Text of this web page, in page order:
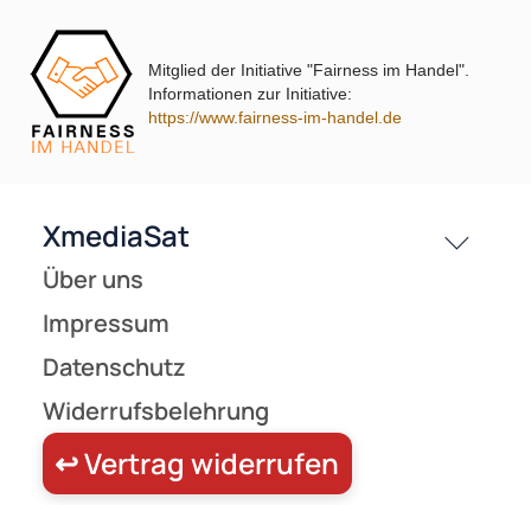
8 Teilnehmer Sat-Anlage - Fuba Profi85 HD08A
8 Anschlüsse anthrazit 4K / 3D / HDTV ready
349,- €
Mitglied der Initiative "Fairness im Handel".
Informationen zur Initiative:
https://www.fairness-im-handel.de